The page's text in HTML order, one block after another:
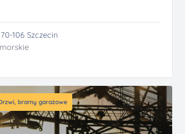
106 Szczecin
bramy garażowe